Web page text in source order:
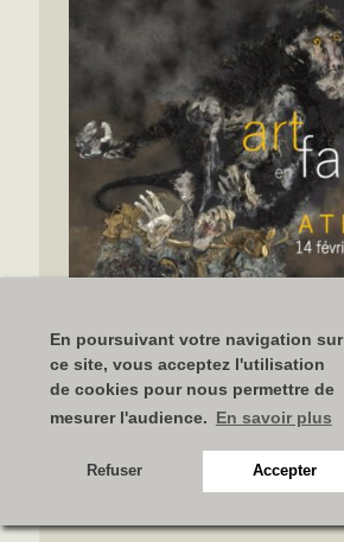
En poursuivant votre navigation sur
ce site, vous acceptez l'utilisation
de cookies pour nous permettre de
mesurer l'audience. En savoir plus
Refuser Accepter